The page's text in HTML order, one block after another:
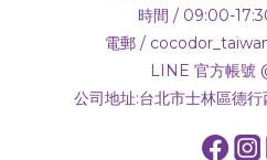
時間 / 09:00-
電郵 /
LINE 官方帳號
公司地址:台北市士林區德